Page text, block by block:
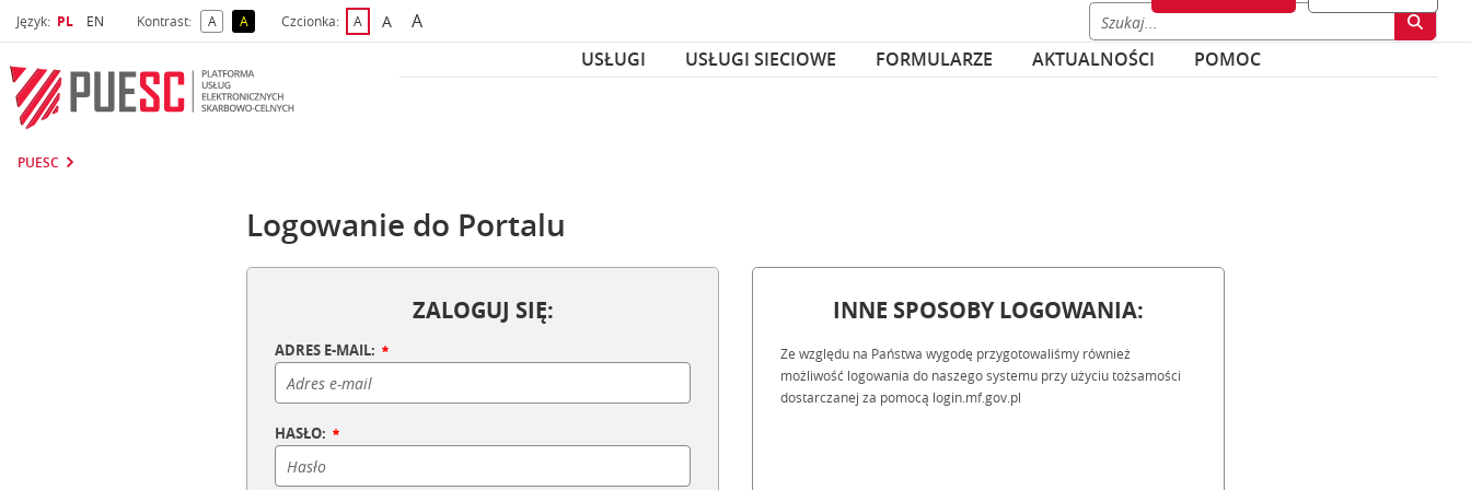
Język: Wybrany język
PL Wybierz język
EN Kontrast: Akontrast domyślny
Akontrast żółty tekst na czarnym tle
Czcionka: Adomyślna czcionka
Awiększa czcionka
Anajwiększa czcionka
USŁUGI
USŁUGI SIECIOWE FORMULARZE AKTUALNOŚCI POMOC
PUESC
Logowanie do Portalu
ZALOGUJ SIĘ:
ADRES E-MAIL:
HASŁO:
INNE SPOSOBY LOGOWANIA:
Ze względu na Państwa wygodę przygotowaliśmy również
możliwość logowania do naszego systemu przy użyciu tożsamości
dostarczanej za pomocą login.mf.gov.pl